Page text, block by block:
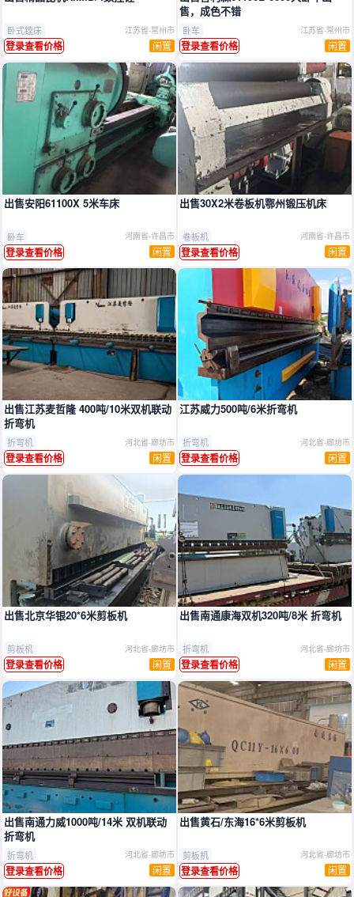
卧式镗床 江苏省-常州市
登录查看价格 闲置
售，成色不错
卧车 江苏省-常州市
登录查看价格 闲置
出售安阳61100X 5米车床
卧车 河南省-许昌市
登录查看价格 闲置
出售30X2米卷板机鄂州锻压机床
卷板机 河南省-许昌市
登录查看价格 闲置
出售江苏麦哲隆 400吨/10米双机联动
折弯机
折弯机 河北省-廊坊市
登录查看价格 闲置
江苏威力500吨/6米折弯机
折弯机 河北省-廊坊市
登录查看价格 闲置
出售北京华银20*6米剪板机
剪板机 河北省-廊坊市
登录查看价格 闲置
出售南通康海双机320吨/8米 折弯机
折弯机 河北省-廊坊市
登录查看价格 闲置
出售南通力威1000吨/14米 双机联动
折弯机
折弯机 河北省-廊坊市
登录查看价格 闲置
出售黄石/东海16*6米剪板机
剪板机 河北省-廊坊市
登录查看价格 闲置